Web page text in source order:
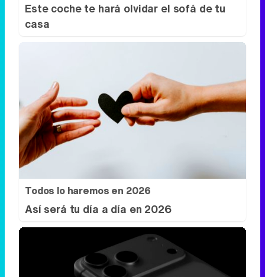
Todos lo haremos en 2026
Así será tu día a día en 2026